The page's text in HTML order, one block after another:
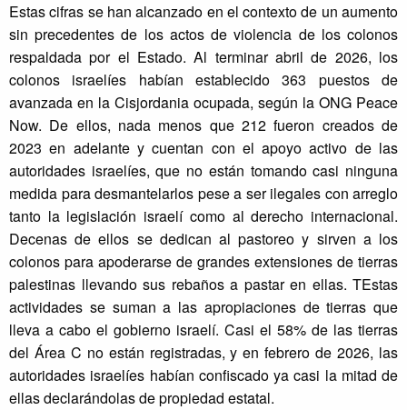
Estas cifras se han alcanzado en el contexto de un aumento
sin precedentes de los actos de violencia de los colonos
respaldada por el Estado. Al terminar abril de 2026, los
colonos israelíes habían establecido 363 puestos de
avanzada en la Cisjordania ocupada, según la ONG Peace
Now. De ellos, nada menos que 212 fueron creados de
2023 en adelante y cuentan con el apoyo activo de las
autoridades israelíes, que no están tomando casi ninguna
medida para desmantelarlos pese a ser ilegales con arreglo
tanto la legislación israelí como al derecho internacional.
Decenas de ellos se dedican al pastoreo y sirven a los
colonos para apoderarse de grandes extensiones de tierras
palestinas llevando sus rebaños a pastar en ellas. TEstas
actividades se suman a las apropiaciones de tierras que
lleva a cabo el gobierno israelí. Casi el 58% de las tierras
del Área C no están registradas, y en febrero de 2026, las
autoridades israelíes habían confiscado ya casi la mitad de
ellas declarándolas de propiedad estatal.